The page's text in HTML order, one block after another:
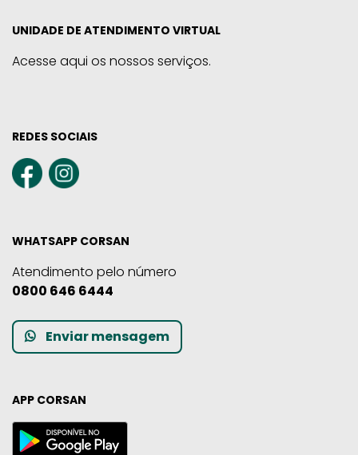
UNIDADE DE ATENDIMENTO VIRTUAL
Acesse aqui os nossos serviços.
REDES SOCIAIS
WHATSAPP CORSAN
Atendimento pelo número
0800 646 6444
Enviar mensagem
APP CORSAN